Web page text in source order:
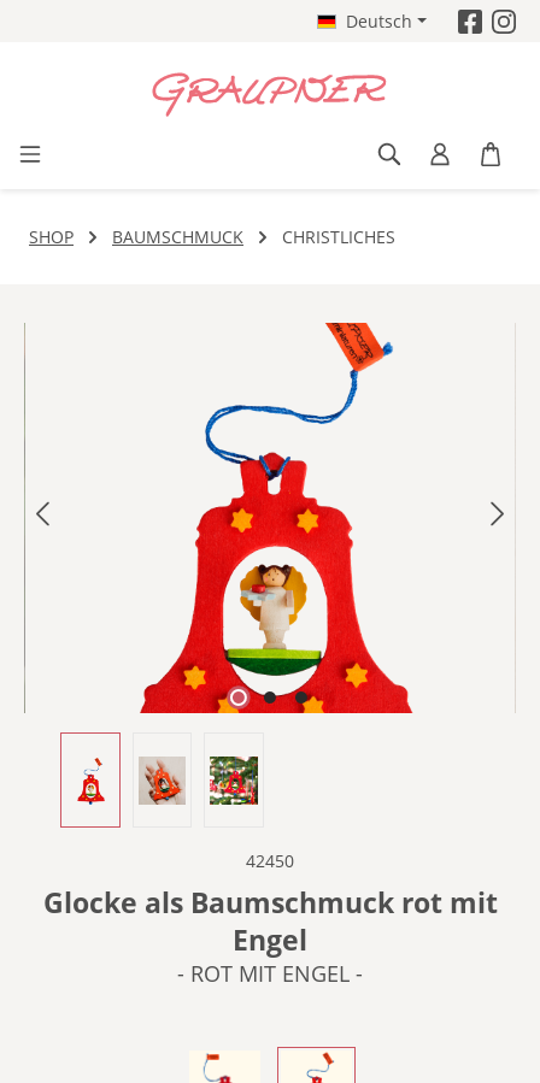
Deutsch
SHOP BAUMSCHMUCK CHRISTLICHES
42450
Glocke als Baumschmuck rot mit
Engel
- ROT MIT ENGEL -